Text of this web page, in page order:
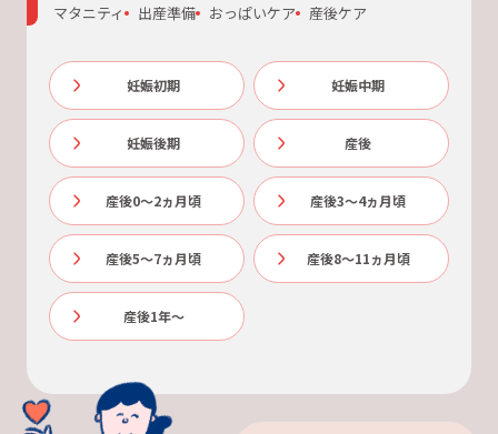
マタニティ 出産準備 おっぱいケア 産後ケア
妊娠初期 妊娠中期
妊娠後期 産後
産後0～2ヵ月頃 産後3～4ヵ月頃
産後5～7ヵ月頃 産後8～11ヵ月頃
産後1年～